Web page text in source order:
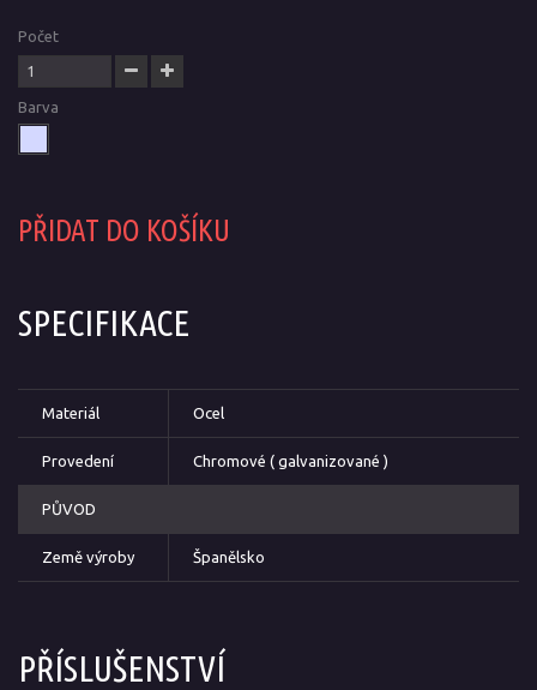
Počet
Barva
PŘIDAT DO KOŠÍKU
SPECIFIKACE
Materiál Ocel
Provedení Chromové ( galvanizované )
PŮVOD
Země výroby Španělsko
PŘÍSLUŠENSTVÍ